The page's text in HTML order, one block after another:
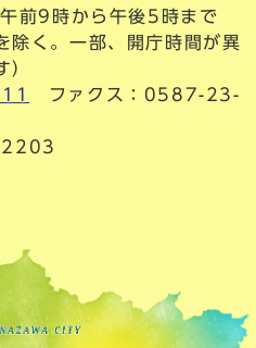
前9時から午後5時まで
除く。一部、開庁時間が異
）
ファクス：0587-23-